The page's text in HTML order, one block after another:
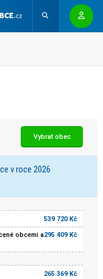
Vybrat obec
v roce 2026
539 720 Kč
obcemi a295 409 Kč
265 369 Kč